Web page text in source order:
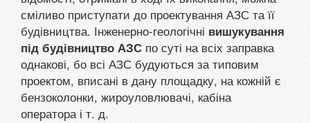
сміливо приступати до проектування АЗС та її
будівництва. Інженерно-геологічні вишукування
під будівництво АЗС по суті на всіх заправка
однакові, бо всі АЗС будуються за типовим
проектом, вписані в дану площадку, на кожній є
бензоколонки, жироуловлювачі, кабіна
оператора і т. д.